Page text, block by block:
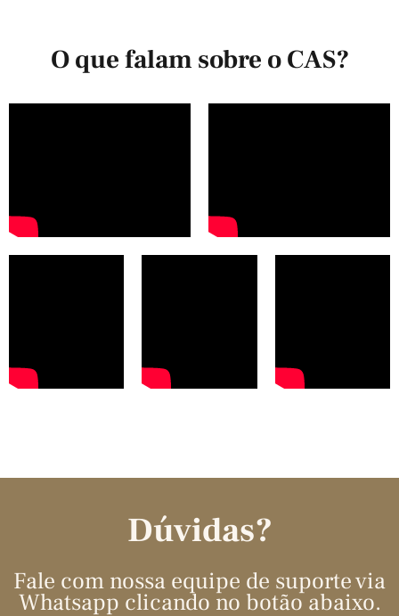
O que falam sobre o CAS?
Dúvidas?
Fale com nossa equipe de suporte via
Whatsapp clicando no botão abaixo.